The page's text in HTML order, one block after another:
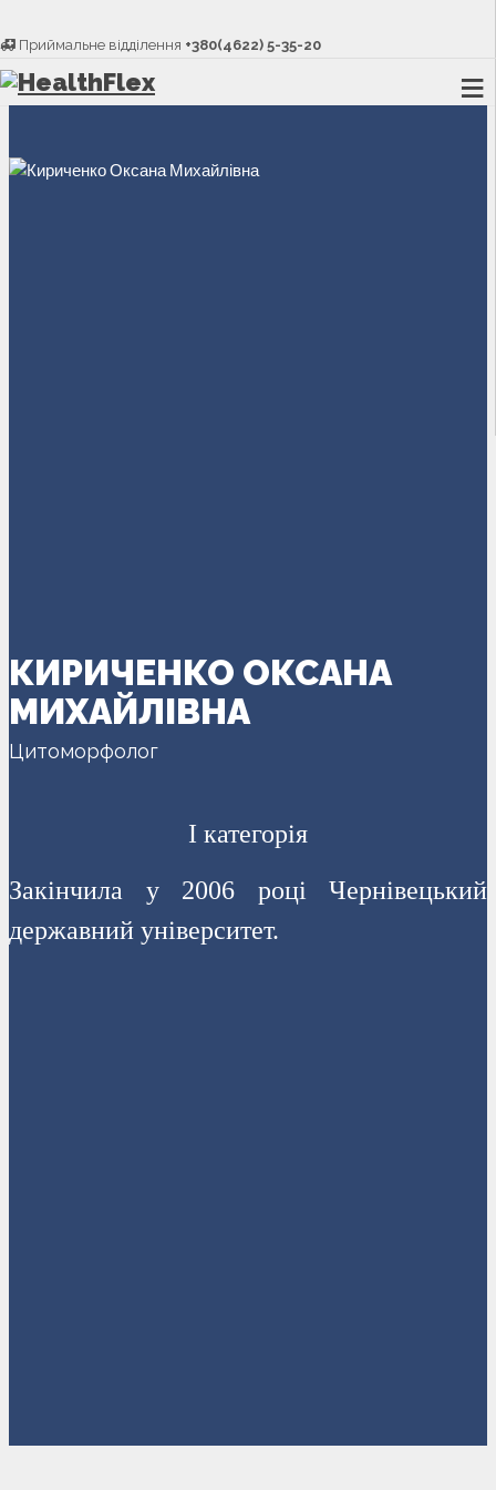
Приймальне відділення +380(4622) 5-35-20
КИРИЧЕНКО ОКСАНА
МИХАЙЛІВНА
Цитоморфолог
I категорія
Закінчила у 2006 році Чернівецький
державний університет.